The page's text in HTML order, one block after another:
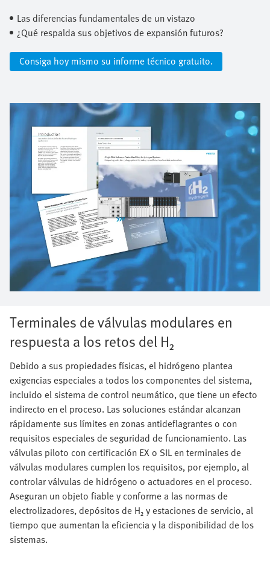
Las diferencias fundamentales de un vistazo​
¿Qué respalda sus objetivos de expansión futuros?
Consiga hoy mismo su informe técnico gratuito.
Terminales de válvulas modulares en
respuesta a los retos del H₂
Debido a sus propiedades físicas, el hidrógeno plantea
exigencias especiales a todos los componentes del sistema,
incluido el sistema de control neumático, que tiene un efecto
indirecto en el proceso. Las soluciones estándar alcanzan
rápidamente sus límites en zonas antideflagrantes o con
requisitos especiales de seguridad de funcionamiento. Las
válvulas piloto con certificación EX o SIL en terminales de
válvulas modulares cumplen los requisitos, por ejemplo, al
controlar válvulas de hidrógeno o actuadores en el proceso.
Aseguran un objeto fiable y conforme a las normas de
electrolizadores, depósitos de H₂ y estaciones de servicio, al
tiempo que aumentan la eficiencia y la disponibilidad de los
sistemas.